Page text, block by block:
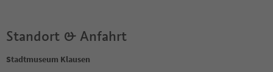
Standort & Anfahrt
Stadtmuseum Klausen